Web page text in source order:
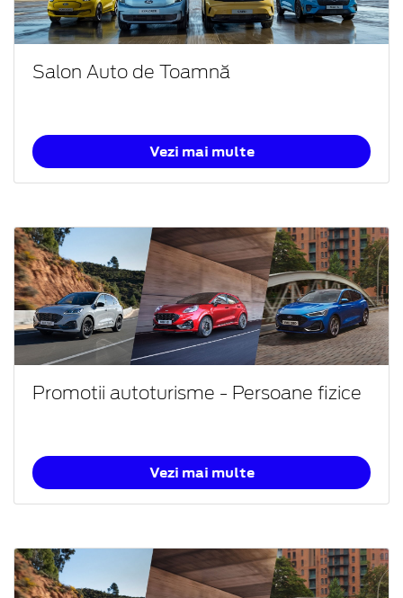
Salon Auto de Toamnă
Vezi mai multe
Promotii autoturisme - Persoane fizice
Vezi mai multe